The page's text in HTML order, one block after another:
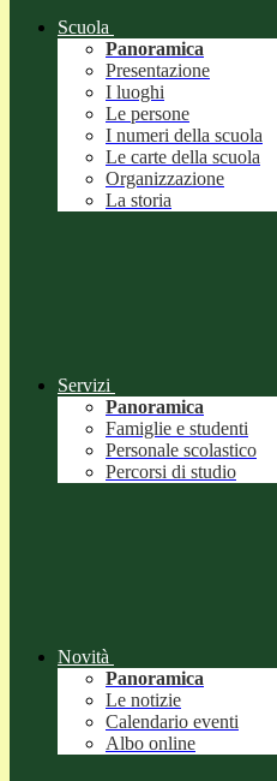
Scuola
Panoramica
Presentazione
I luoghi
Le persone
I numeri della scuola
Le carte della scuola
Organizzazione
La storia
Servizi
Panoramica
Famiglie e studenti
Personale scolastico
Percorsi di studio
Novità
Panoramica
Le notizie
Calendario eventi
Albo online